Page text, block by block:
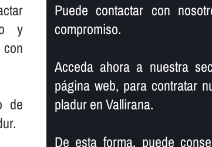
y
de
Puede contactar con
compromiso.
Acceda ahora a nuestra
página web, para contratar
pladur en Vallirana.
De esta forma, puede